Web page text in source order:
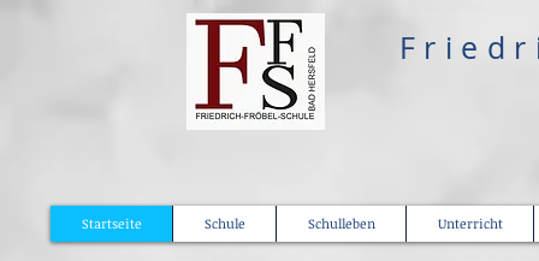
Startseite Schule Schulleben Unterricht